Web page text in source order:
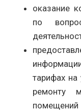
оказание
по
тарифах
ремонту
помещений